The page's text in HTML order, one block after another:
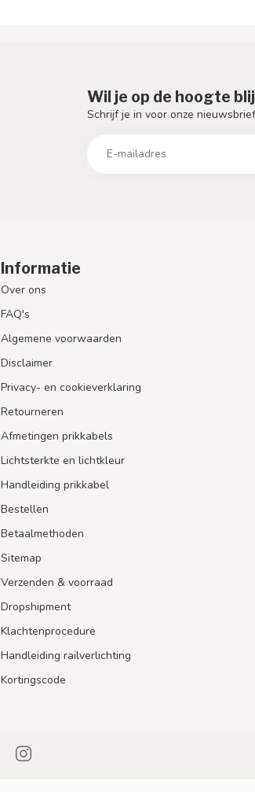
Wil je op de hoogte
Schrijf je in voor onze nieuwsbrief
Informatie
Over ons
FAQ's
Algemene voorwaarden
Disclaimer
Privacy- en cookieverklaring
Retourneren
Afmetingen prikkabels
Lichtsterkte en lichtkleur
Handleiding prikkabel
Bestellen
Betaalmethoden
Sitemap
Verzenden & voorraad
Dropshipment
Klachtenprocedure
Handleiding railverlichting
Kortingscode